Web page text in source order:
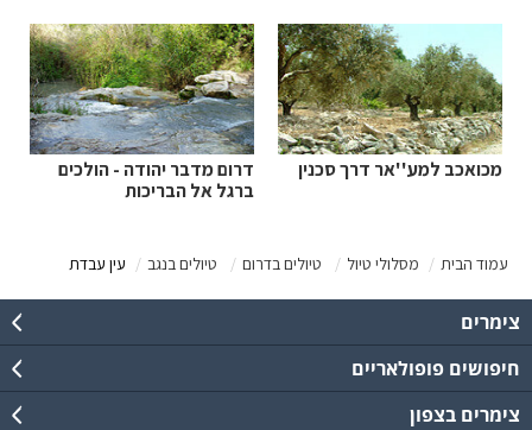
עמוד הבית מסלולי טיול טיולים בדרום טיולים בנגב עין עבדת
מכואכב למע''אר דרך סכנין
דרום מדבר יהודה - הולכים
ברגל אל הבריכות
צימרים
חיפושים פופולאריים
צימרים בצפון